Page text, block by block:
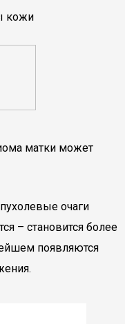
матки может
очаги
– становится более
появляются